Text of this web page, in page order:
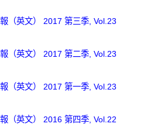
（英文） 2017 第三季, Vol.23
（英文） 2017 第二季, Vol.23
（英文） 2017 第一季, Vol.23
（英文） 2016 第四季, Vol.22